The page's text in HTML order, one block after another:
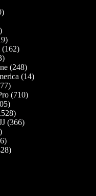
(162)
(248)
(14)
(710)
(366)